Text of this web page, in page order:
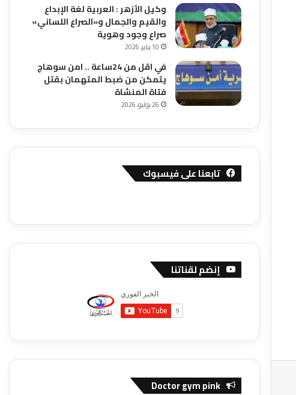
وكيل الأزهر : العربية لغة الإبداع
والقيم والجمال و«الصراع اللساني»
صراع وجود وهوية
10 يناير، 2026
في اقل من 24ساعة .. امن سوهاج
يتمكن من ضبط المتهمان بقتل
فتاة المنشاة
26 يوليو، 2026
تابعنا على فيسبوك
إنضم لقناتنا
Doctor gym pink